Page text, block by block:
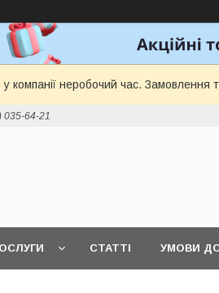
у компанії неробочий час. Замовлення
035-64-21
СТАТТІ УМОВИ